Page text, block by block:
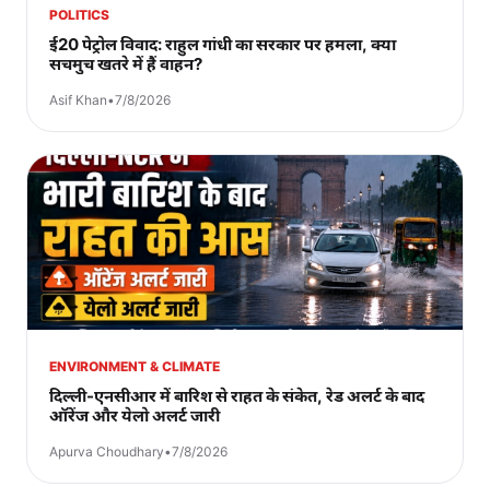
POLITICS
ई20 पेट्रोल विवाद: राहुल गांधी का सरकार पर हमला, क्या
सचमुच खतरे में हैं वाहन?
Asif Khan•7/8/2026
ENVIRONMENT & CLIMATE
दिल्ली-एनसीआर में बारिश से राहत के संकेत, रेड अलर्ट के बाद
ऑरेंज और येलो अलर्ट जारी
Apurva Choudhary•7/8/2026